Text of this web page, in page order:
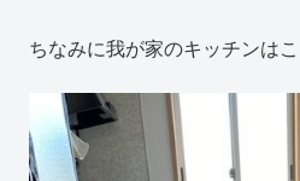
ちなみに我が家のキッチンはこ